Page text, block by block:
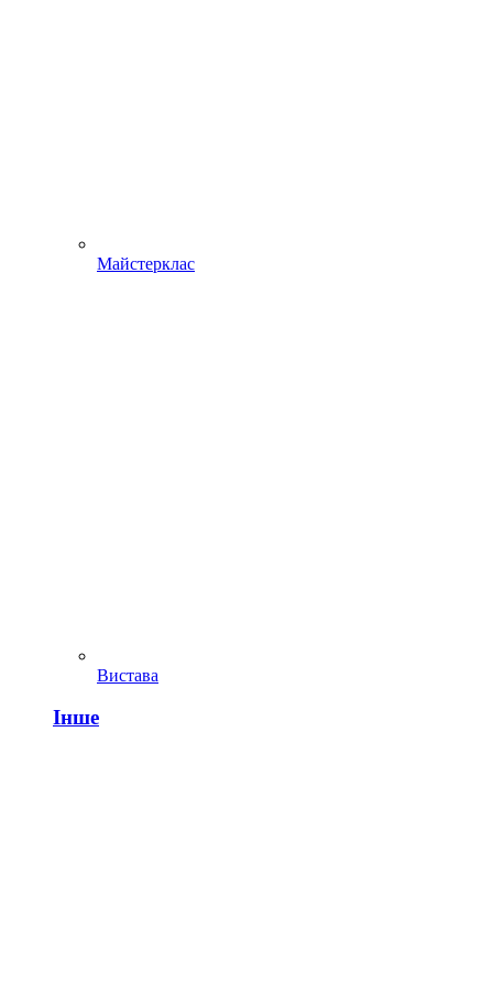
Майстерклас
Вистава
Інше